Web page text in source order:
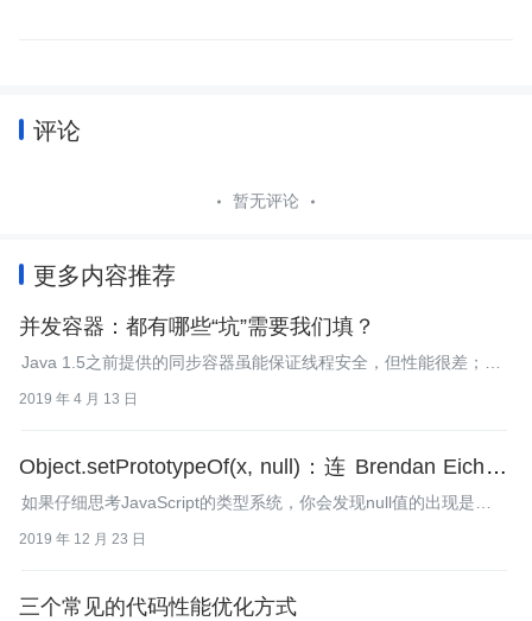
评论
暂无评论
更多内容推荐
并发容器：都有哪些“坑”需要我们填？
Java 1.5之前提供的同步容器虽能保证线程安全，但性能很差；之
后提供的并发容器则做了很多优化，并且类型也更加丰富了。
2019 年 4 月 13 日
Object.setPrototypeOf(x, null)：连 Brendan Eich 都
认错，但 null 值还活着
如果仔细思考JavaScript的类型系统，你会发现null值的出现是有
一定的道理的。
2019 年 12 月 23 日
三个常见的代码性能优化方式